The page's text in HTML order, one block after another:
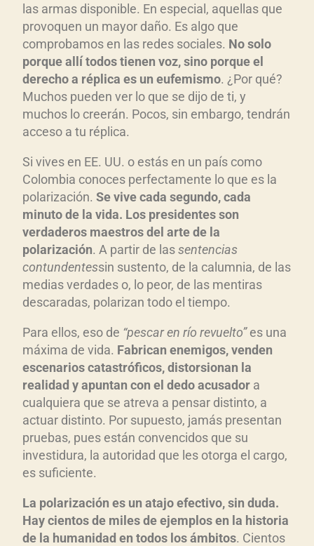
las armas disponible. En especial, aquellas que
provoquen un mayor daño. Es algo que
comprobamos en las redes sociales. No solo
porque all í todos tienen voz, sino porque el
derecho a réplica es un eufemismo. ¿Por qué?
Muchos pueden ver lo que se dijo de ti, y
muchos lo creerán. Pocos, sin embargo, tendrán
acceso a tu réplica.
Si vives en EE. UU. o estás en un país como
Colombia conoces perfectamente lo que es la
polarización. Se vive cada segundo, cada
minuto de la vida. Los presidentes son
verdaderos maestros del arte de la
polarización. A partir de lassentencias
contundentessin sustento, de la calumnia, de las
medias verdades o, lo peor, de las mentiras
descaradas, polarizan todo el tiempo.
Para ellos, eso de “pescar en río revuelto”es una
máxima de vida. Fabrican enemigos, venden
escenarios catastróficos, distorsionan la
realidad y apuntan con el dedo acusador a
cualquiera que se atreva a pensar distinto, a
actuar distinto. Por supuesto, jamás presentan
pruebas, pues están convencidos que su
investidura, la autoridad que les otorga el cargo,
es suficiente.
La polarización es un atajo efectivo, sin duda.
Hay cientos de miles de ejemplos en la historia
de la humanidad en todos losámbitos. Cientos